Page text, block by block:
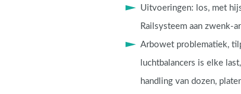
Uitvoeringen: los, met
Railsysteem aan zwenk-
Arbowet problematiek,
luchtbalancers is elke
handling van dozen,